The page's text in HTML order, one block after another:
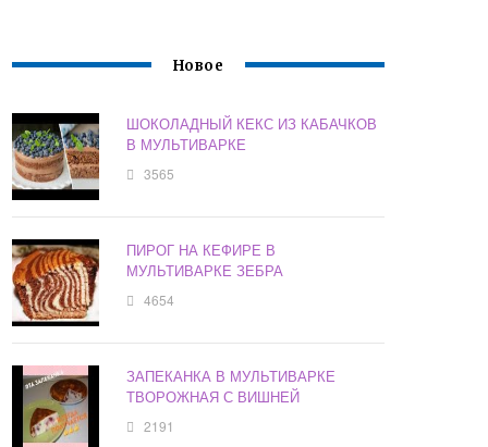
Новое
ШОКОЛАДНЫЙ КЕКС ИЗ КАБАЧКОВ
В МУЛЬТИВАРКЕ
3565
ПИРОГ НА КЕФИРЕ В
МУЛЬТИВАРКЕ ЗЕБРА
4654
ЗАПЕКАНКА В МУЛЬТИВАРКЕ
ТВОРОЖНАЯ С ВИШНЕЙ
2191